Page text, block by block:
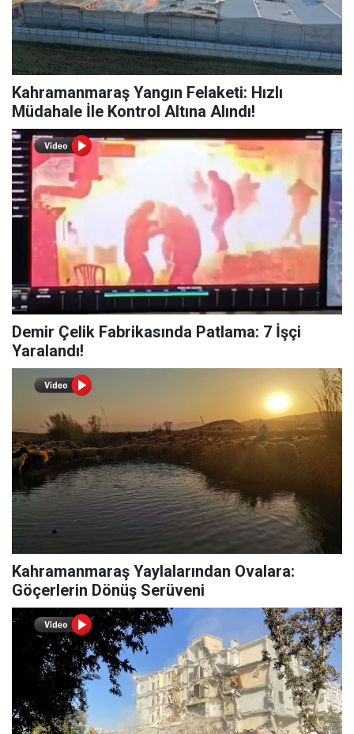
Kahramanmaraş Yangın Felaketi: Hızlı
Müdahale İle Kontrol Altına Alındı!
Demir Çelik Fabrikasında Patlama: 7 İşçi
Yaralandı!
Kahramanmaraş Yaylalarından Ovalara:
Göçerlerin Dönüş Serüveni